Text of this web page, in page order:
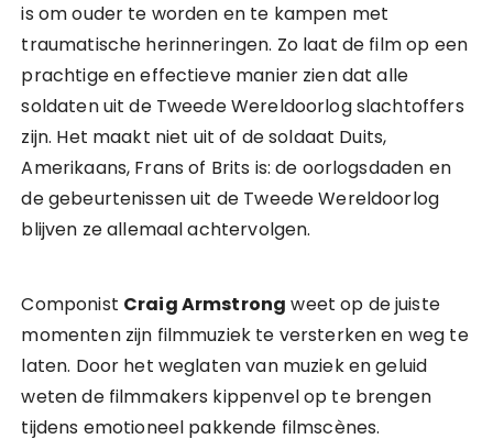
is om ouder te worden en te kampen met
traumatische herinneringen. Zo laat de film op een
prachtige en effectieve manier zien dat alle
soldaten uit de Tweede Wereldoorlog slachtoffers
zijn. Het maakt niet uit of de soldaat Duits,
Amerikaans, Frans of Brits is: de oorlogsdaden en
de gebeurtenissen uit de Tweede Wereldoorlog
blijven ze allemaal achtervolgen.
Componist Craig Armstrong weet op de juiste
momenten zijn filmmuziek te versterken en weg te
laten. Door het weglaten van muziek en geluid
weten de filmmakers kippenvel op te brengen
tijdens emotioneel pakkende filmscènes.